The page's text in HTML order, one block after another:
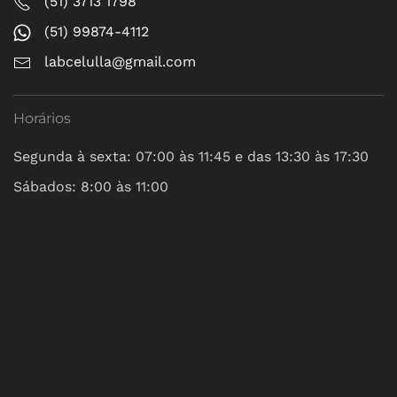
(51) 99874-4112
labcelulla@gmail.com
Horários
Segunda à sexta: 07:00 às 11:45 e das 13:30 às 17:30
Sábados: 8:00 às 11:00